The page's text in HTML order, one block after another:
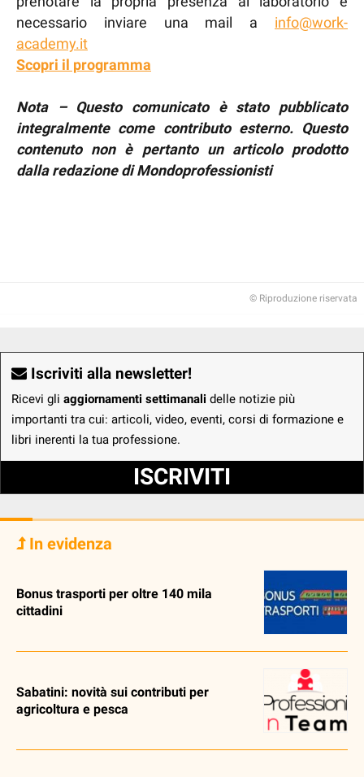
necessario inviare una mail a info@work-
academy.it
Scopri il programma
Nota – Questo comunicato è stato pubblicato
integralmente come contributo esterno. Questo
contenuto non è pertanto un articolo prodotto
dalla redazione di Mondoprofessionisti
© Riproduzione riservata
Iscriviti alla newsletter!
Ricevi gli aggiornamenti settimanali delle notizie più
importanti tra cui: articoli, video, eventi, corsi di formazione e
libri inerenti la tua professione.
ISCRIVITI
In evidenza
Bonus trasporti per oltre 140 mila
cittadini
Sabatini: novità sui contributi per
agricoltura e pesca